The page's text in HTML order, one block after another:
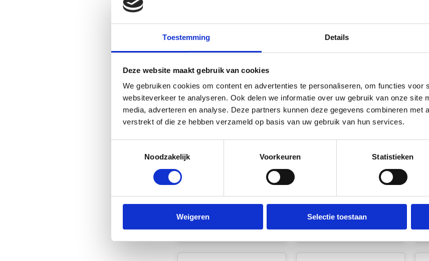
Toestemming Details
Deze website maakt gebruik van cookies
We gebruiken cookies om content en advertenties te personaliseren, om functies voor
websiteverkeer te analyseren. Ook delen we informatie over uw gebruik van onze site
media, adverteren en analyse. Deze partners kunnen deze gegevens combineren met
verstrekt of die ze hebben verzameld op basis van uw gebruik van hun services.
Noodzakelijk
Voorkeuren Statistieken
Weigeren Selectie toestaan
Fjord Outdoor Deksel
Inbouwstekkerdoos
Vierkant Zwart
€8,85
Vergelijk
Fjord Outdoor
Inbouwstekkerdoos
Vergelijk